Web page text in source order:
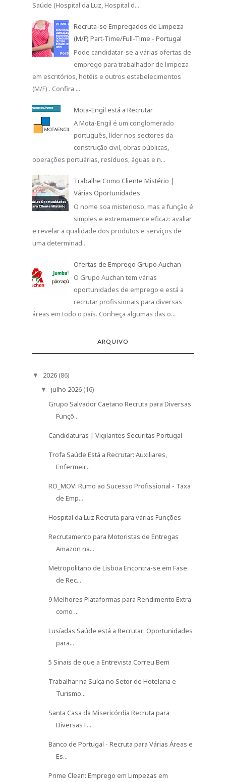
Saúde (Hospital da Luz, Hospital d...
Recruta-se Empregados de Limpeza
(M/F) Part-Time/Full-Time - Portugal
Pode candidatar-se a várias ofertas de
emprego para trabalhador de limpeza
em escritórios, hotéis e outros estabelecimentos
(M/F) . Confira ...
Mota-Engil está a Recrutar
A Mota-Engil é um conglomerado
português, líder nos sectores da
construção civil, obras públicas,
operações portuárias, resíduos, águas e n...
Trabalhe Como Cliente Mistério |
Várias Oportunidades
O nome soa misterioso, mas a função é
simples e extremamente eficaz: avaliar
e revelar a qualidade dos produtos e serviços de
uma determinad...
Ofertas de Emprego Grupo Auchan
O Grupo Auchan tem várias
oportunidades de emprego e está a
recrutar profissionais para diversas
áreas em todo o país. Conheça algumas das o...
ARQUIVO
▼ 2026 (86)
▼ julho 2026 (16)
Grupo Salvador Caetano Recruta para Diversas
Funçõ...
Candidaturas | Vigilantes Securitas Portugal
Trofa Saúde Está a Recrutar: Auxiliares,
Enfermeir...
RO_MOV: Rumo ao Sucesso Profissional - Taxa
de Emp...
Hospital da Luz Recruta para várias Funções
Recrutamento para Motoristas de Entregas
Amazon na...
Metropolitano de Lisboa Encontra-se em Fase
de Rec...
9 Melhores Plataformas para Rendimento Extra
como ...
Lusíadas Saúde está a Recrutar: Oportunidades
para...
5 Sinais de que a Entrevista Correu Bem
Trabalhar na Suíça no Setor de Hotelaria e
Turismo...
Santa Casa da Misericórdia Recruta para
Diversas F...
Banco de Portugal - Recruta para Várias Áreas e
Es...
Prime Clean: Emprego em Limpezas em